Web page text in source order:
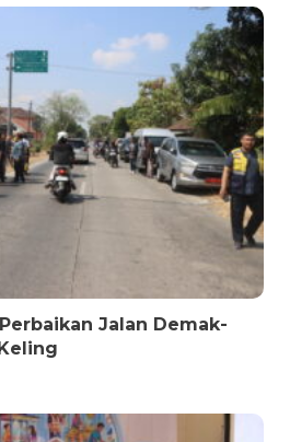
Jalan Demak-